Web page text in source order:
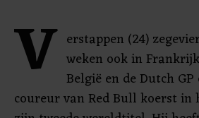
V erstappen (24)
weken ook in
België en de Dutch
coureur van Red Bull koerst in